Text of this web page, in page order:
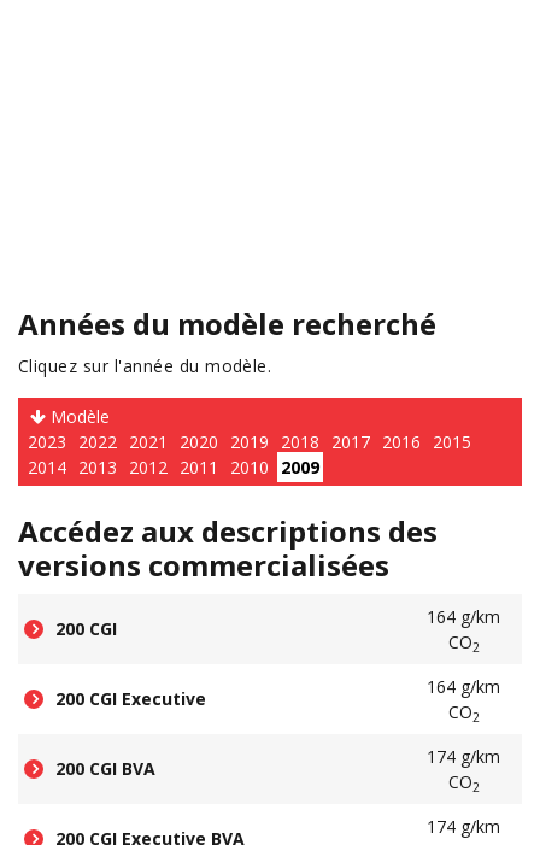
Années du modèle recherché
Cliquez sur l'année du modèle.
Modèle
2023
2022 2021 2020 2019 2018 2017 2016
2015
2014 2013 2012 2011 2010 2009
Accédez aux descriptions des
versions commercialisées
200 CGI
164 g/km
CO2
200 CGI Executive
164 g/km
CO2
200 CGI BVA
174 g/km
CO2
200 CGI Executive BVA
174 g/km